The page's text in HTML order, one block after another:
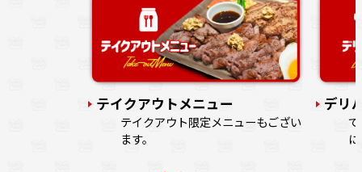
テイクアウトメニュー
テイクアウト限定メニューもござい
ます。
デリ